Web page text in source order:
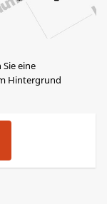
eine
Hintergrund